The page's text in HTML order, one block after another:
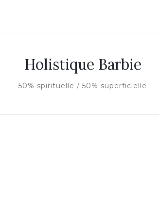
Holistique Barbie
50% spirituelle / 50% superficielle